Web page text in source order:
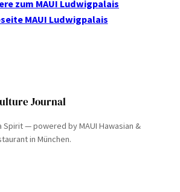
zum MAUI Ludwigpalais
MAUI Ludwigpalais
Journal
Spirit — powered by MAUI Hawasian &
in München.